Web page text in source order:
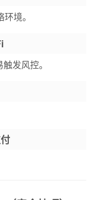
境。
发风控。